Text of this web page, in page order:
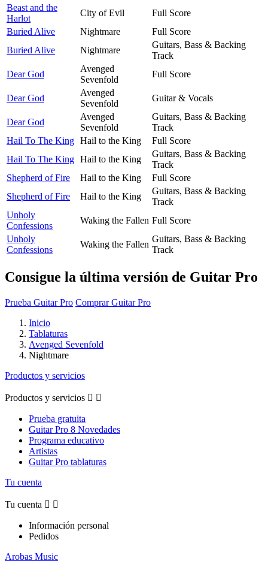
Beast and the
Harlot
City of Evil
Full Score
Buried Alive
Nightmare
Full Score
Buried Alive
Nightmare
Guitars, Bass & Backing
Track
Dear God
Avenged
Sevenfold
Full Score
Dear God
Avenged
Sevenfold
Guitar & Vocals
Dear God
Avenged
Sevenfold
Guitars, Bass & Backing
Track
Hail To The King Hail to the King
Full Score
Hail To The King Hail to the King
Guitars, Bass & Backing
Track
Shepherd of Fire
Hail to the King
Full Score
Shepherd of Fire
Hail to the King
Guitars, Bass & Backing
Track
Unholy
Confessions
Waking the Fallen Full Score
Unholy
Confessions
Waking the Fallen
Guitars, Bass & Backing
Track
Consigue la última versión de Guitar Pro
Prueba Guitar Pro Comprar Guitar Pro
Inicio
Tablaturas
Avenged Sevenfold
Nightmare
Productos y servicios
Productos y servicios  
Prueba gratuita
Guitar Pro 8 Novedades
Programa educativo
Artistas
Guitar Pro tablaturas
Tu cuenta
Tu cuenta  
Información personal
Pedidos
Arobas Music